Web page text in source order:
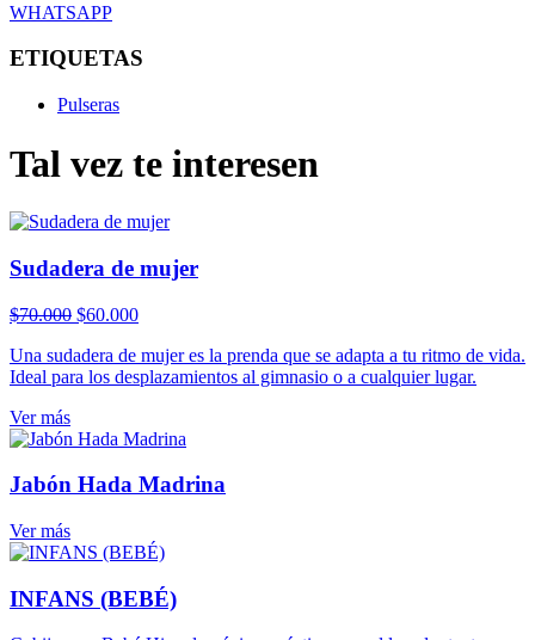
WHATSAPP
ETIQUETAS
Pulseras
Tal vez te interesen
Sudadera de mujer
$70.000 El
original
era:
$60.000El
actual
es:
Una sudadera de mujer es la prenda que se adapta a tu ritmo de vida.
Ideal para los desplazamientos al gimnasio o a cualquier lugar.
Ver más
Jabón Hada Madrina
Ver más
INFANS (BEBÉ)